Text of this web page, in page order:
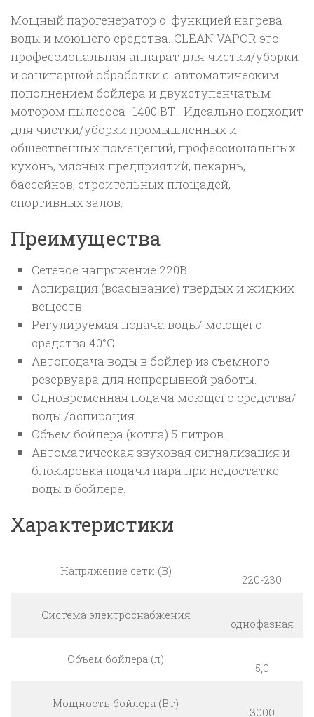
Мощный парогенератор с функцией нагрева
воды и моющего средства. CLEAN VAPOR это
профессиональная аппарат для чистки/уборки
и санитарной обработки с автоматическим
пополнением бойлера и двухступенчатым
мотором пылесоса- 1400 ВТ . Идеально подходит
для чистки/уборки промышленных и
общественных помещений, профессиональных
кухонь, мясных предприятий, пекарнь,
бассейнов, строительных площадей,
спортивных залов.
Преимущества
Сетевое напряжение 220В.
Аспирация (всасывание) твердых и жидких
веществ.
Регулируемая подача воды/ моющего
средства 40°С.
Автоподача воды в бойлер из съемного
резервуара для непрерывной работы.
Одновременная подача моющего средства/
воды /аспирация.
Объем бойлера (котла) 5 литров.
Автоматическая звуковая сигнализация и
блокировка подачи пара при недостатке
воды в бойлере.
Характеристики
Напряжение сети (В)
220-230
Система электроснабжения
однофазная
Объем бойлера (л)
5,0
Мощность бойлера (Вт)
3000